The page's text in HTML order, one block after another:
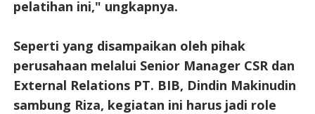
pelatihan ini," ungkapnya.
Seperti yang disampaikan oleh pihak
perusahaan melalui Senior Manager CSR dan
External Relations PT. BIB, Dindin Makinudin
sambung Riza, kegiatan ini harus jadi role